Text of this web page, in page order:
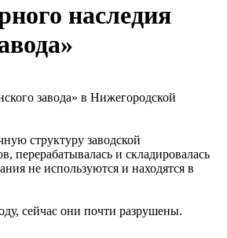
наследия
завода» в Нижегородской
структуру заводской
перерабатывалась и складировалась
не используются и находятся в
сейчас они почти разрушены.